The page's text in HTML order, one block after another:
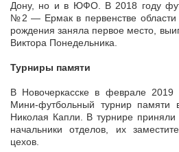
Дону, но и в ЮФО. В 2018 году
№2 — Ермак в первенстве
рождения заняла первое место,
Виктора Понедельника.
Турниры памяти
В Новочеркасске в феврале
Мини-футбольный турнир памяти
Николая Капли. В турнире приняли
начальники отделов, их
цехов.